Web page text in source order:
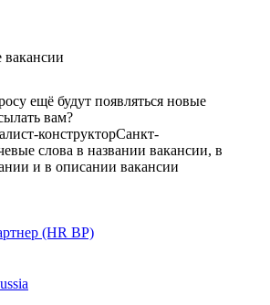
вакансии
ещё будут появляться новые
вам?
конструкторСанкт-
слова в названии вакансии, в
и в описании вакансии
(HR BP)